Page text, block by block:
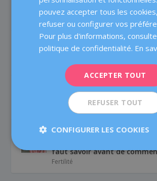
Mujer
La testostérone en FIV :
réellement les chances de
Fertilité
Retarder la maternité: 6
vous décidez d’attendre
Fertilité
Vous a-t-on recommandé un
faut savoir avant de
Fertilité
pouvez accepter tous les
refuser ou configurer vos
Pour plus d'informations,
politique de confidentialité. En
ACCEPTER TOUT
REFUSER TOUT
CONFIGURER LES COOKIES